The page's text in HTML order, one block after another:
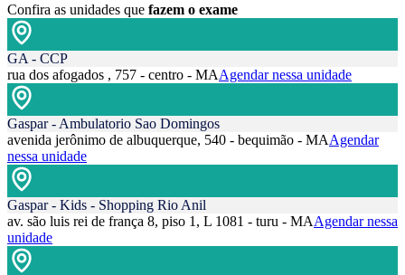
Confira as unidades que fazem o exame
GA - CCP
rua dos afogados , 757 - centro - MAAgendar nessa unidade
Gaspar - Ambulatorio Sao Domingos
avenida jerônimo de albuquerque, 540 - bequimão - MAAgendar
nessa unidade
Gaspar - Kids - Shopping Rio Anil
av. são luis rei de frança 8, piso 1, L 1081 - turu - MAAgendar nessa
unidade